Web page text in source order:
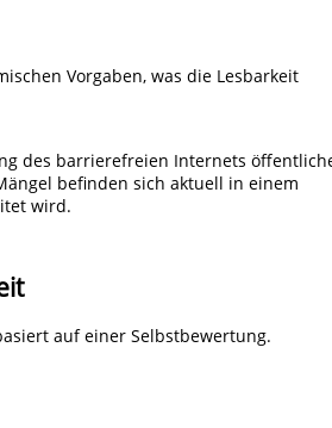
Vorgaben, was die Lesbarkeit
des barrierefreien Internets
befinden sich aktuell in einem
wird.
auf einer Selbstbewertung.